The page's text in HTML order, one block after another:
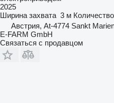
2025
Ширина захвата 3 м
Австрия, At-4774 Sankt
E-FARM GmbH
Связаться с продавцом